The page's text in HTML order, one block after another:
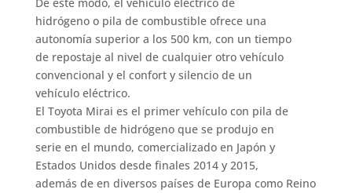
hidrógeno o pila de combustible ofrece una
autonomía superior a los 500 km, con un tiempo
de repostaje al nivel de cualquier otro vehículo
convencional y el confort y silencio de un
vehículo eléctrico.
El Toyota Mirai es el primer vehículo con pila de
combustible de hidrógeno que se produjo en
serie en el mundo, comercializado en Japón y
Estados Unidos desde finales 2014 y 2015,
además de en diversos países de Europa como Reino